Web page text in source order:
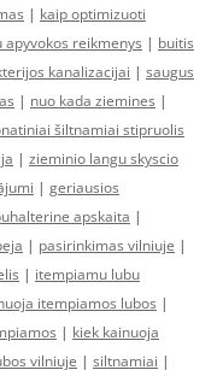
| kaip optimizuoti
apyvokos reikmenys | buitis
kanalizacijai | saugus
| nuo kada ziemines |
šiltnamiai stipruolis
| zieminio langu skyscio
| geriausios
apskaita |
| pasirinkimas vilniuje |
| itempiamu lubu
itempiamos lubos |
| kiek kainuoja
vilniuje | siltnamiai |